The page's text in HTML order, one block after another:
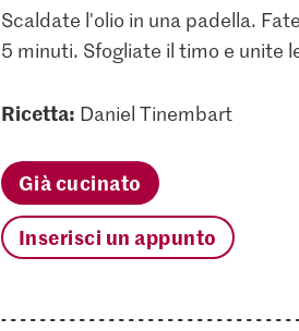
Jura Sel Sale iodato e
fluorato
1241
Scaldate l'olio in una padella.
5 minuti. Sfogliate il timo e unite
Ricetta: Daniel Tinembart
Già cucinato
Inserisci un appunto